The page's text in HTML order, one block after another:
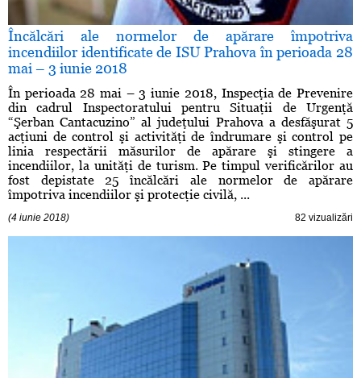
Încălcări ale normelor de apărare împotriva
incendiilor identificate de ISU Prahova în perioada 28
mai – 3 iunie 2018
În perioada 28 mai – 3 iunie 2018, Inspecţia de Prevenire
din cadrul Inspectoratului pentru Situaţii de Urgenţă
“Şerban Cantacuzino” al judeţului Prahova a desfăşurat 5
acţiuni de control şi activităţi de îndrumare şi control pe
linia respectării măsurilor de apărare şi stingere a
incendiilor, la unităţi de turism. Pe timpul verificărilor au
fost depistate 25 încălcări ale normelor de apărare
împotriva incendiilor şi protecţie civilă, ...
(4 iunie 2018) 82 vizualizări